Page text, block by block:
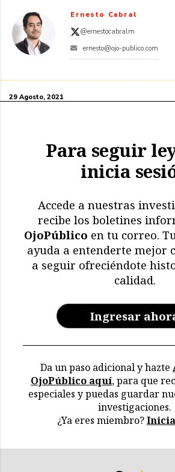
Ernesto Cabral
@ernestocabralm
ernesto@ojo-publico.com
29 Agosto, 2021
Para seguir
inicia
Accede a nuestras
recibe los boletines
OjoPúblico en tu correo.
ayuda a entenderte mejor
a seguir ofreciéndote
calidad.
Ingresar
Da un paso adicional y hazte
OjoPúblico aquí, para que
especiales y puedas guardar
investigaciones.
¿Ya eres miembro?